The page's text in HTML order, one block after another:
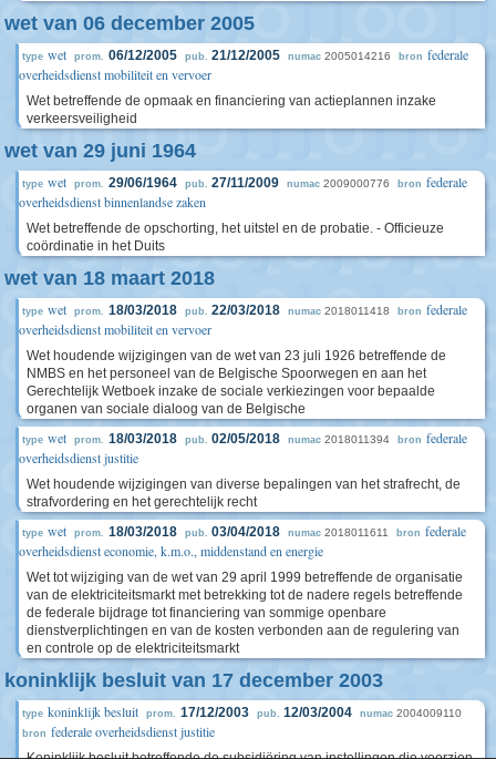
wet van 06 december 2005
type wet prom. 06/12/2005 pub. 21/12/2005 numac 2005014216 bron federale
overheidsdienst mobiliteit en vervoer
Wet betreffende de opmaak en financiering van actieplannen inzake
verkeersveiligheid
wet van 29 juni 1964
type wet prom. 29/06/1964 pub. 27/11/2009 numac 2009000776 bron federale
overheidsdienst binnenlandse zaken
Wet betreffende de opschorting, het uitstel en de probatie. - Officieuze
coördinatie in het Duits
wet van 18 maart 2018
type wet prom. 18/03/2018 pub. 22/03/2018 numac 2018011418 bron federale
overheidsdienst mobiliteit en vervoer
Wet houdende wijzigingen van de wet van 23 juli 1926 betreffende de
NMBS en het personeel van de Belgische Spoorwegen en aan het
Gerechtelijk Wetboek inzake de sociale verkiezingen voor bepaalde
organen van sociale dialoog van de Belgische
type wet prom. 18/03/2018 pub. 02/05/2018 numac 2018011394 bron federale
overheidsdienst justitie
Wet houdende wijzigingen van diverse bepalingen van het strafrecht, de
strafvordering en het gerechtelijk recht
type wet prom. 18/03/2018 pub. 03/04/2018 numac 2018011611 bron federale
overheidsdienst economie, k.m.o., middenstand en energie
Wet tot wijziging van de wet van 29 april 1999 betreffende de organisatie
van de elektriciteitsmarkt met betrekking tot de nadere regels betreffende
de federale bijdrage tot financiering van sommige openbare
dienstverplichtingen en van de kosten verbonden aan de regulering van
en controle op de elektriciteitsmarkt
koninklijk besluit van 17 december 2003
type koninklijk besluit prom. 17/12/2003 pub. 12/03/2004 numac 2004009110
bron federale overheidsdienst justitie